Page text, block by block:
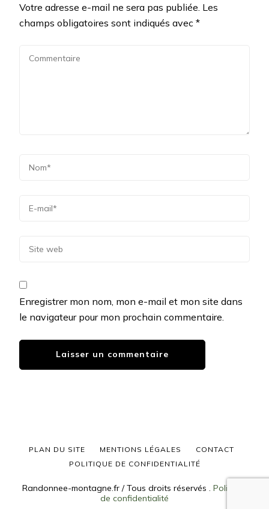
Votre adresse e-mail ne sera pas publiée. Les
champs obligatoires sont indiqués avec *
Enregistrer mon nom, mon e-mail et mon site dans
le navigateur pour mon prochain commentaire.
Randonnee-montagne.fr / Tous droits réservés . Politique
de confidentialité
PLAN DU SITE MENTIONS LÉGALES
CONTACT
POLITIQUE DE CONFIDENTIALITÉ